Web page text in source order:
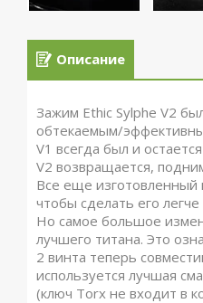
Описание
Зажим Ethic Sylphe V2
обтекаемым/
V1 всегда был и
V2 возвращается,
Все еще изготовленный
чтобы сделать его
Но самое большое
лучшего титана. Это
2 винта теперь
используется лучшая
(ключ Torx не входит в